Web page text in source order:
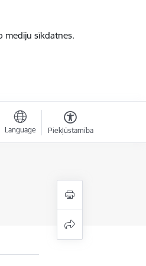
mediju sīkdatnes.
Language Piekļūstamība